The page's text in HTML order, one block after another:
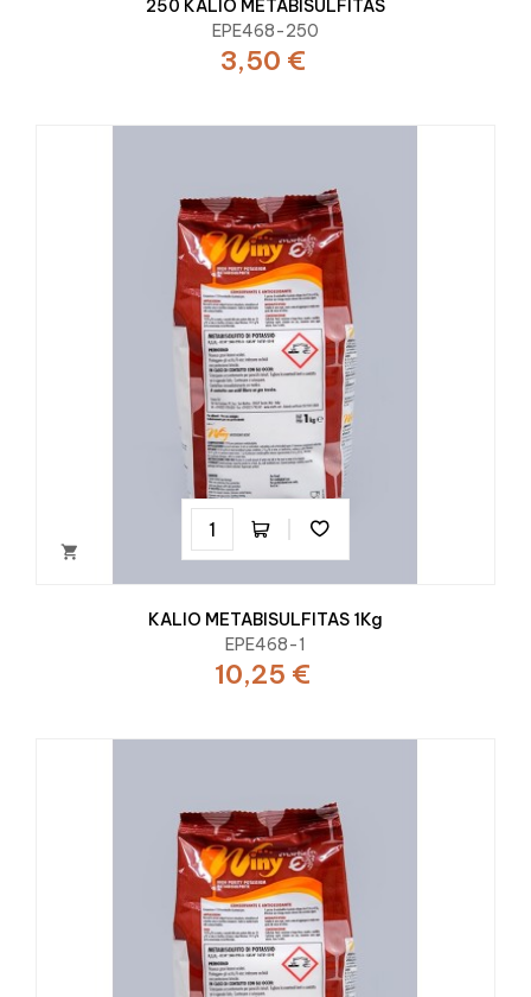
250 KALIO METABISULFITAS
EPE468-250
3,50 €

KALIO METABISULFITAS 1Kg
EPE468-1
10,25 €